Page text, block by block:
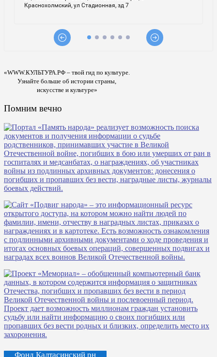
«WWW.КУЛЬТУРА.РФ – твой гид по культуре.
Узнайте больше об истории страны,
искусстве и культуре»
Помним вечно
Фонд Калтасинский рн